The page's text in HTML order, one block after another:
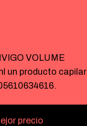
VOLUME
un producto capilar
precio